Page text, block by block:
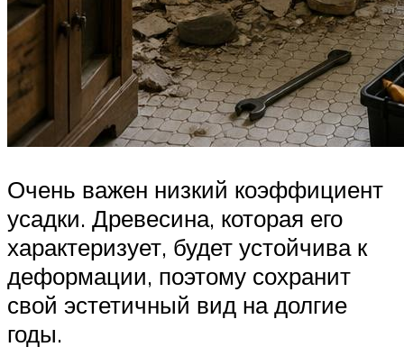
Очень важен низкий коэффициент
усадки. Древесина, которая его
характеризует, будет устойчива к
деформации, поэтому сохранит
свой эстетичный вид на долгие
годы.